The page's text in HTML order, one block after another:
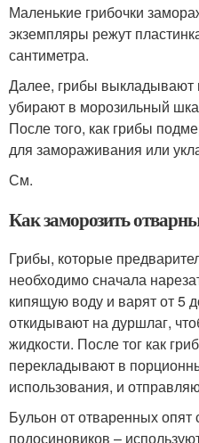
Маленькие грибочки
экземпляры режут
сантиметра.
Далее, грибы выкладывают
убирают в морозильный
После того, как грибы
для замораживания или
См.
Как заморозить
Грибы, которые
необходимо сначала
кипящую воду и варят от 5
откидывают на дуршлаг,
жидкости. После тог как
перекладывают в
использования, и
Бульон от отваренных
подосиновиков –